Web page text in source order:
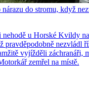
do stromu, když
u Horské Kvildy
pravděpodobně nezvládl
vyjížděli záchranáři,
zemřel na místě.